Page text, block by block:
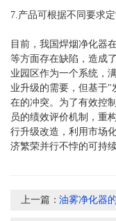
7.产品可根据不同要求定
目前，我国 焊烟净化器
等方面存在缺陷，造成
业园区作为一个系统，
业升级的需要，但基于"
在的冲突。为了有效控
员的绩效评价机制，重
行升级改造，利用市场
济繁荣并行不悖的可持
上一篇：油雾净化器